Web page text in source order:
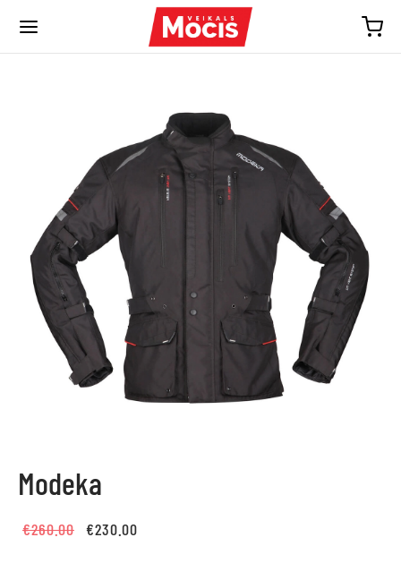
Modeka
€260.00 Original
€230.00